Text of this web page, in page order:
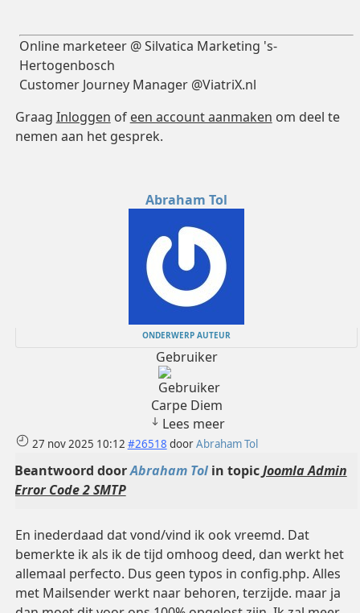
Online marketeer @ Silvatica Marketing 's-
Hertogenbosch
Customer Journey Manager @ViatriX.nl
Graag Inloggen of een account aanmaken om deel te
nemen aan het gesprek.
Abraham Tol
ONDERWERP AUTEUR
Gebruiker
Carpe Diem
Lees meer
27 nov 2025 10:12 #26518 doorAbraham Tol
Beantwoord doorAbraham Tolin topicJoomla Admin
Error Code 2 SMTP
En inederdaad dat vond/vind ik ook vreemd. Dat
bemerkte ik als ik de tijd omhoog deed, dan werkt het
allemaal perfecto. Dus geen typos in config.php. Alles
met Mailsender werkt naar behoren, terzijde. maar ja